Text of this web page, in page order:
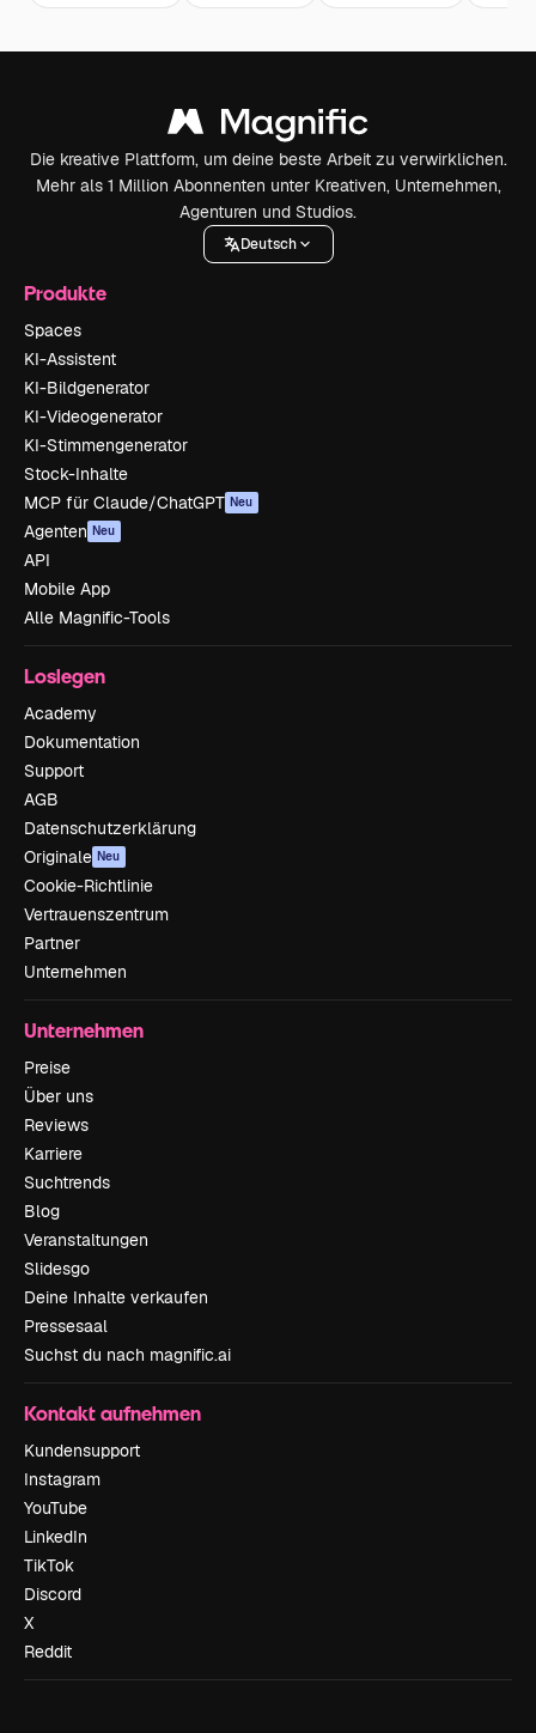
Die kreative Plattform, um deine beste Arbeit zu verwirklichen.
Mehr als 1 Million Abonnenten unter Kreativen, Unternehmen,
Agenturen und Studios.
Deutsch
Produkte
Spaces
KI-Assistent
KI-Bildgenerator
KI-Videogenerator
KI-Stimmengenerator
Stock-Inhalte
MCP für Claude/ChatGPT Neu
Agenten Neu
API
Mobile App
Alle Magnific-Tools
Loslegen
Academy
Dokumentation
Support
AGB
Datenschutzerklärung
Originale Neu
Cookie-Richtlinie
Vertrauenszentrum
Partner
Unternehmen
Unternehmen
Preise
Über uns
Reviews
Karriere
Suchtrends
Blog
Veranstaltungen
Slidesgo
Deine Inhalte verkaufen
Pressesaal
Suchst du nach magnific.ai
Kontakt aufnehmen
Kundensupport
Instagram
YouTube
LinkedIn
TikTok
Discord
X
Reddit